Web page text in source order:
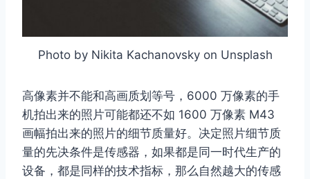
Photo by Nikita Kachanovsky on Unsplash
高像素并不能和高画质划等号，6000 万像素的手
机拍出来的照片可能都还不如 1600 万像素 M43
画幅拍出来的照片的细节质量好。决定照片细节质
量的先决条件是传感器，如果都是同一时代生产的
设备，都是同样的技术指标，那么自然越大的传感